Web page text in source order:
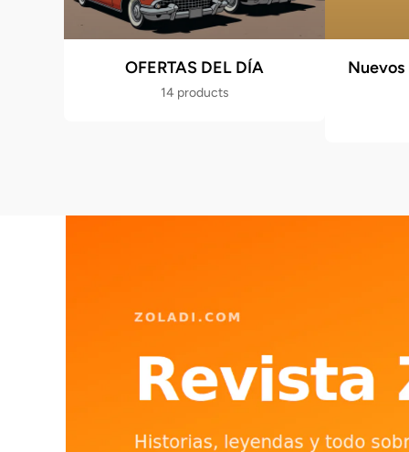
OFERTAS DEL DÍA
14 products
Nuevos